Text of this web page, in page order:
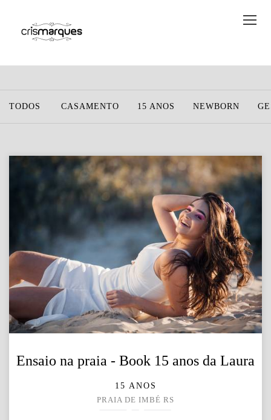
TODOS CASAMENTO 15 ANOS NEWBORN
Ensaio na praia - Book 15 anos da Laura
15 ANOS
PRAIA DE IMBÉ RS